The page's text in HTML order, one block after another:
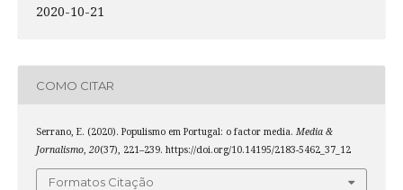
2020-10-21
COMO CITAR
Serrano, E. (2020). Populismo em Portugal: o factor media. Media &
Jornalismo, 20(37), 221–239. https://doi.org/10.14195/2183-5462_37_12
Formatos Citação